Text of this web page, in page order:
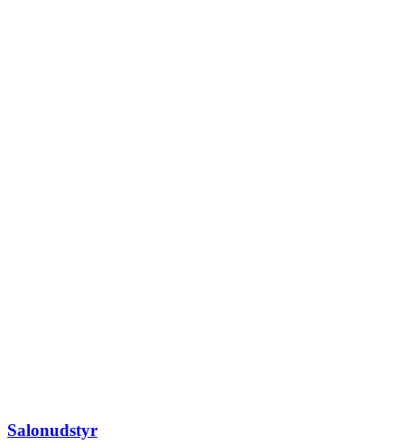
Salonudstyr